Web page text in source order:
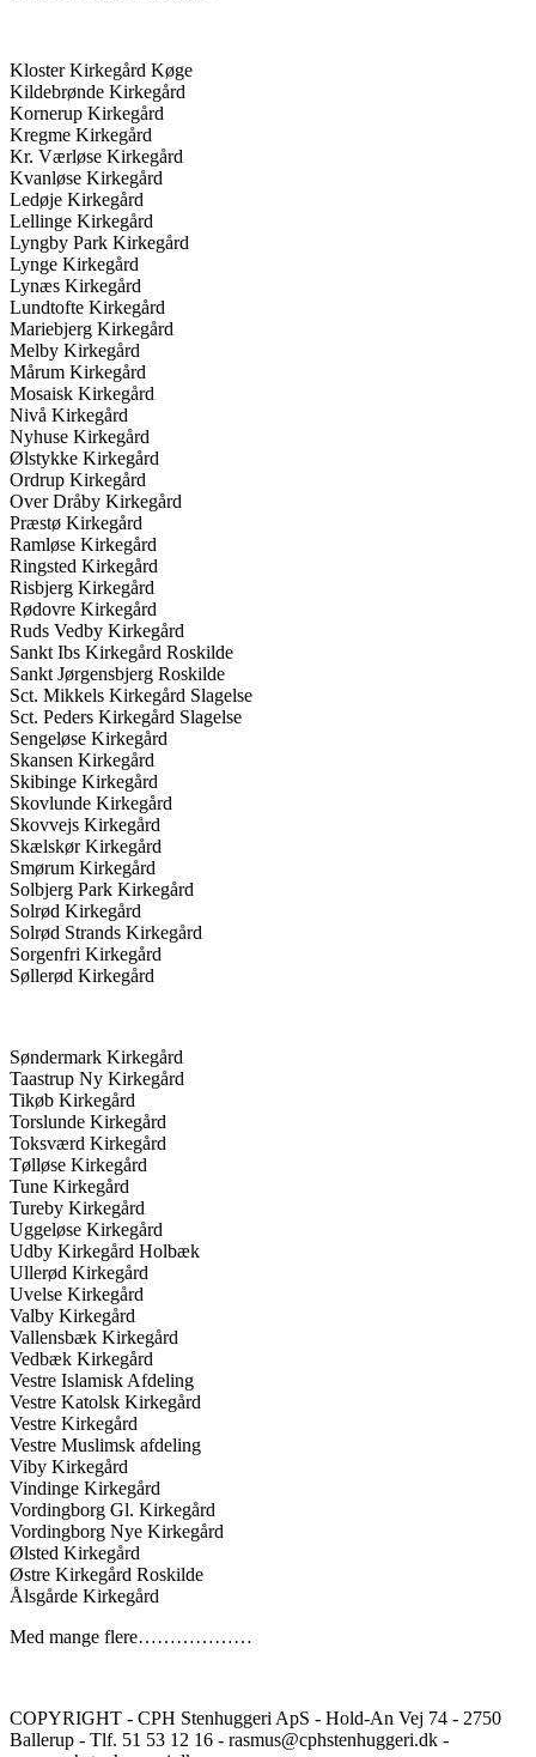
Kloster Kirkegård Køge
Kildebrønde Kirkegård
Kornerup Kirkegård
Kregme Kirkegård
Kr. Værløse Kirkegård
Kvanløse Kirkegård
Ledøje Kirkegård
Lellinge Kirkegård
Lyngby Park Kirkegård
Lynge Kirkegård
Lynæs Kirkegård
Lundtofte Kirkegård
Mariebjerg Kirkegård
Melby Kirkegård
Mårum Kirkegård
Mosaisk Kirkegård
Nivå Kirkegård
Nyhuse Kirkegård
Ølstykke Kirkegård
Ordrup Kirkegård
Over Dråby Kirkegård
Præstø Kirkegård
Ramløse Kirkegård
Ringsted Kirkegård
Risbjerg Kirkegård
Rødovre Kirkegård
Ruds Vedby Kirkegård
Sankt Ibs Kirkegård Roskilde
Sankt Jørgensbjerg Roskilde
Sct. Mikkels Kirkegård Slagelse
Sct. Peders Kirkegård Slagelse
Sengeløse Kirkegård
Skansen Kirkegård
Skibinge Kirkegård
Skovlunde Kirkegård
Skovvejs Kirkegård
Skælskør Kirkegård
Smørum Kirkegård
Solbjerg Park Kirkegård
Solrød Kirkegård
Solrød Strands Kirkegård
Sorgenfri Kirkegård
Søllerød Kirkegård
Søndermark Kirkegård
Taastrup Ny Kirkegård
Tikøb Kirkegård
Torslunde Kirkegård
Toksværd Kirkegård
Tølløse Kirkegård
Tune Kirkegård
Tureby Kirkegård
Uggeløse Kirkegård
Udby Kirkegård Holbæk
Ullerød Kirkegård
Uvelse Kirkegård
Valby Kirkegård
Vallensbæk Kirkegård
Vedbæk Kirkegård
Vestre Islamisk Afdeling
Vestre Katolsk Kirkegård
Vestre Kirkegård
Vestre Muslimsk afdeling
Viby Kirkegård
Vindinge Kirkegård
Vordingborg Gl. Kirkegård
Vordingborg Nye Kirkegård
Ølsted Kirkegård
Østre Kirkegård Roskilde
Ålsgårde Kirkegård
Med mange flere………………
COPYRIGHT - CPH Stenhuggeri ApS - Hold-An Vej 74 - 2750
Ballerup - Tlf. 51 53 12 16 - rasmus@cphstenhuggeri.dk -